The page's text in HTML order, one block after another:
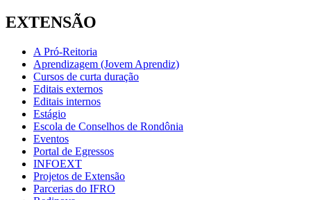
EXTENSÃO
A Pró-Reitoria
Aprendizagem (Jovem Aprendiz)
Cursos de curta duração
Editais externos
Editais internos
Estágio
Escola de Conselhos de Rondônia
Eventos
Portal de Egressos
INFOEXT
Projetos de Extensão
Parcerias do IFRO